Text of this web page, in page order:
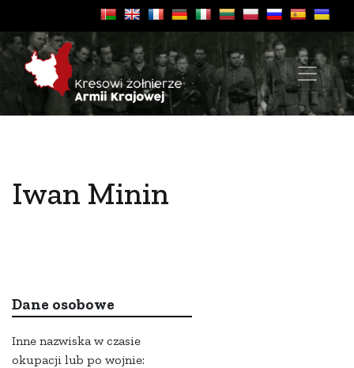
Iwan Minin
Dane osobowe
Inne nazwiska w czasie
okupacji lub po wojnie: